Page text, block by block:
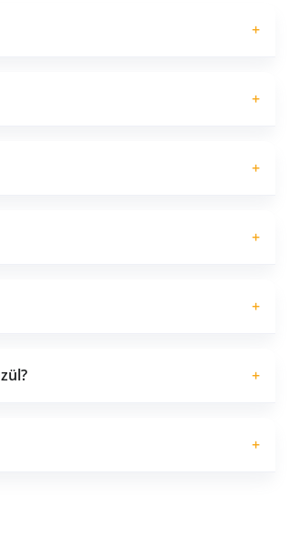
+
+
+
+
+
+
+